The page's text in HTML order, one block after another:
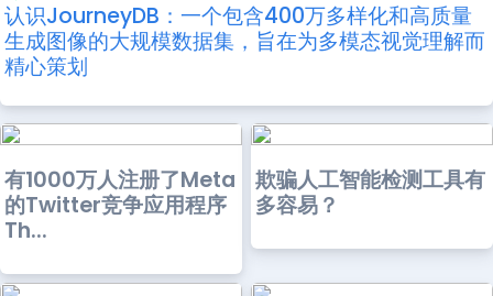
认识JourneyDB：一个包含400万多样化和高质量
生成图像的大规模数据集，旨在为多模态视觉理解而
精心策划
有1000万人注册了Meta
的Twitter竞争应用程序
Th...
欺骗人工智能检测工具有
多容易？